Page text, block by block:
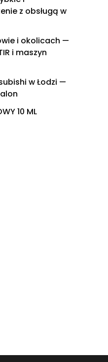
z obsługą w
i okolicach —
i maszyn
w Łodzi —
10 ML